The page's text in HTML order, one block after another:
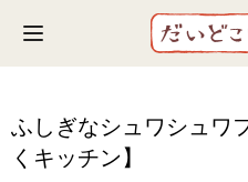
Toggle navigation
ふしぎなシュワシュワ
くキッチン】